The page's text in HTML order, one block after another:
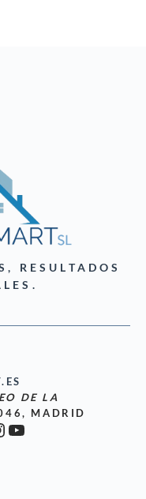
RESULTADOS
DE LA
MADRID
YouTube